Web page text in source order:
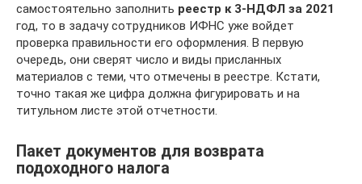
самостоятельно заполнить реестр к 3-НДФЛ за 2021
год, то в задачу сотрудников ИФНС уже войдет
проверка правильности его оформления. В первую
очередь, они сверят число и виды присланных
материалов с теми, что отмечены в реестре. Кстати,
точно такая же цифра должна фигурировать и на
титульном листе этой отчетности.
Пакет документов для возврата
подоходного налога